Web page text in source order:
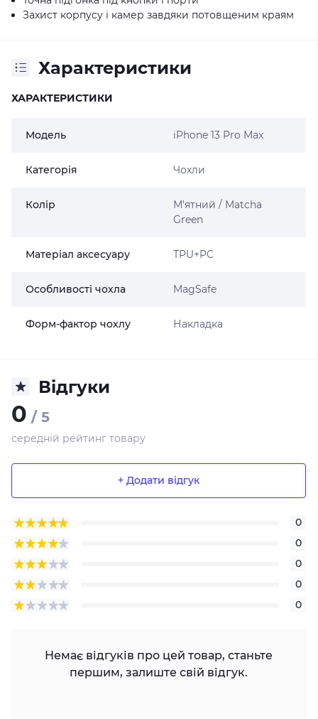
Захист корпусу і камер завдяки потовщеним краям
Характеристики
ХАРАКТЕРИСТИКИ
Модель iPhone 13 Pro Max
Категорія Чохли
Колір
М'ятний / Matcha
Green
Матеріал аксесуару TPU+PC
Особливості чохла MagSafe
Форм-фактор чохлу Накладка
Відгуки
0 / 5
середній рейтинг товару
+ Додати відгук
0
0
0
0
0
Немає відгуків про цей товар, станьте
першим, залиште свій відгук.